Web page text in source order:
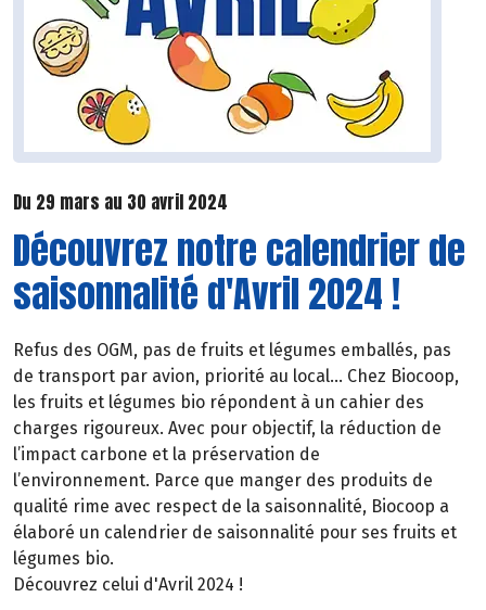
Du 29 mars au 30 avril 2024
Découvrez notre calendrier de
saisonnalité d'Avril 2024 !
Refus des OGM, pas de fruits et légumes emballés, pas
de transport par avion, priorité au local… Chez Biocoop,
les fruits et légumes bio répondent à un cahier des
charges rigoureux. Avec pour objectif, la réduction de
l’impact carbone et la préservation de
l’environnement. Parce que manger des produits de
qualité rime avec respect de la saisonnalité, Biocoop a
élaboré un calendrier de saisonnalité pour ses fruits et
légumes bio.
Découvrez celui d'Avril 2024 !